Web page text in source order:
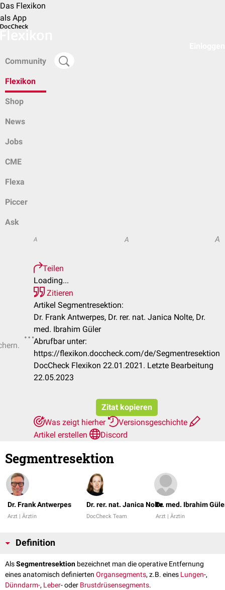
Das Flexikon
als App
Community
Flexikon
Shop
News
Jobs
CME
Flexa
Piccer
Ask
A A A
Teilen
Loading...
Zitieren
Artikel Segmentresektion:
Dr. Frank Antwerpes, Dr. rer. nat. Janica Nolte, Dr.
med. Ibrahim Güler
Abrufbar unter:
https://flexikon.doccheck.com/de/Segmentresektion
DocCheck Flexikon 22.01.2021. Letzte Bearbeitung
22.05.2023
Zitat kopieren
Was zeigt hierher
Versionsgeschichte
Artikel erstellen
Discord
Segmentresektion
Dr. Frank Antwerpes
Arzt | Ärztin
Dr. rer. nat. Janica Nolte
DocCheck Team
Dr. med. Ibrahim
Arzt | Ärztin
Definition
AlsSegmentresektion bezeichnet man die operative Entfernung
eines anatomisch definierten Organsegments, z.B. eines Lungen-,
Dünndarm-, Leber- oder Brustdrüsensegments.